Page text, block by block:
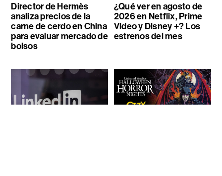
Director de Hermès
analiza precios de la
carne de cerdo en China
para evaluar mercado de
bolsos
¿Qué ver en agosto de
2026 en Netflix, Prime
Video y Disney +? Los
estrenos del mes